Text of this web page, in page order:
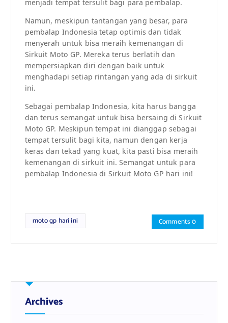
menjadi tempat tersulit bagi para pembalap.
Namun, meskipun tantangan yang besar, para
pembalap Indonesia tetap optimis dan tidak
menyerah untuk bisa meraih kemenangan di
Sirkuit Moto GP. Mereka terus berlatih dan
mempersiapkan diri dengan baik untuk
menghadapi setiap rintangan yang ada di sirkuit
ini.
Sebagai pembalap Indonesia, kita harus bangga
dan terus semangat untuk bisa bersaing di Sirkuit
Moto GP. Meskipun tempat ini dianggap sebagai
tempat tersulit bagi kita, namun dengan kerja
keras dan tekad yang kuat, kita pasti bisa meraih
kemenangan di sirkuit ini. Semangat untuk para
pembalap Indonesia di Sirkuit Moto GP hari ini!
moto gp hari ini Comments 0
Archives